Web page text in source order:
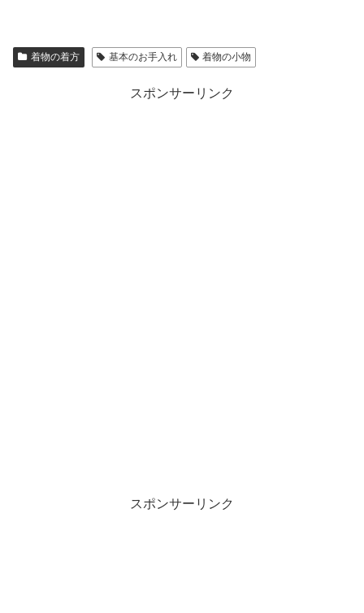
着物の着方 基本のお手入れ 着物の小物
スポンサーリンク
スポンサーリンク